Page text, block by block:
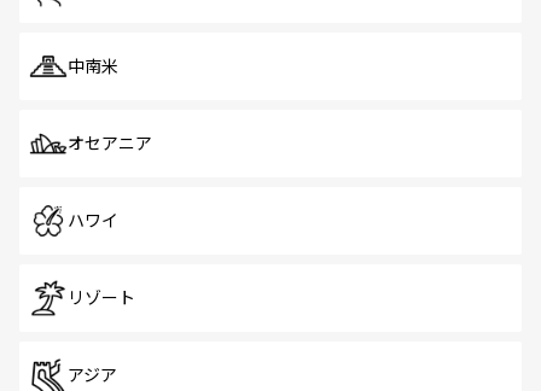
中南米
オセアニア
ハワイ
リゾート
アジア